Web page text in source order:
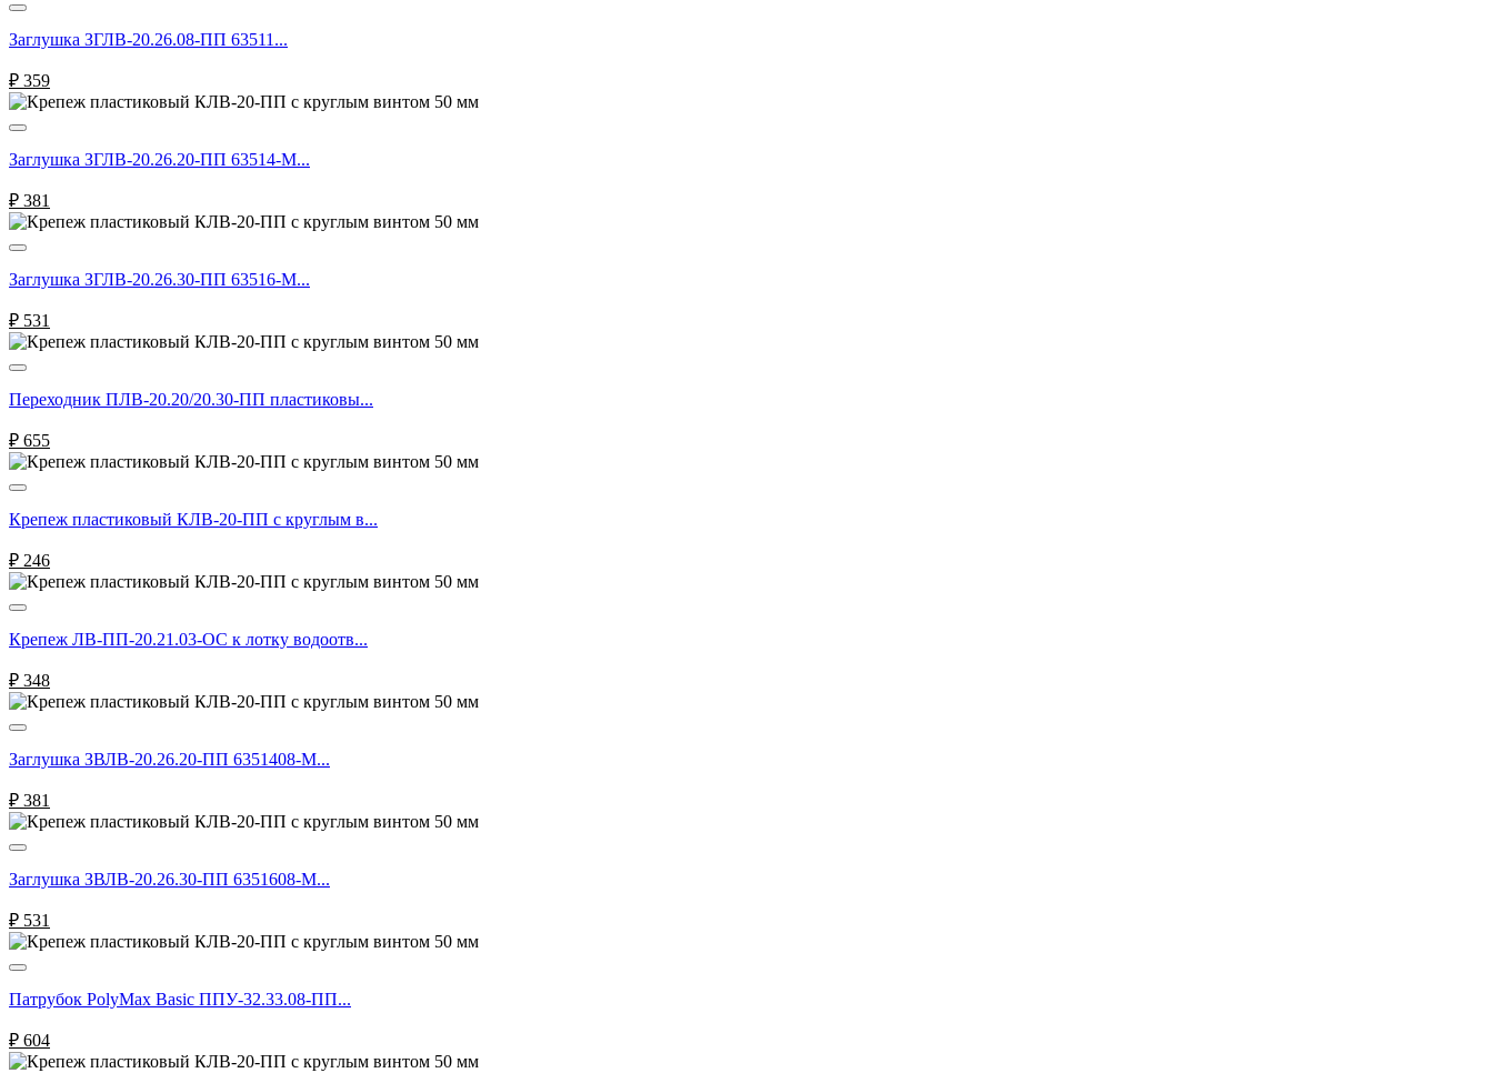
Заглушка ЗГЛВ-20.26.08-ПП 63511...
₽ 359
Заглушка ЗГЛВ-20.26.20-ПП 63514-М...
₽ 381
Заглушка ЗГЛВ-20.26.30-ПП 63516-М...
₽ 531
Переходник ПЛВ-20.20/20.30-ПП пластиковы...
₽ 655
Крепеж пластиковый КЛВ-20-ПП с круглым в...
₽ 246
Крепеж ЛВ-ПП-20.21.03-ОС к лотку водоотв...
₽ 348
Заглушка ЗВЛВ-20.26.20-ПП 6351408-М...
₽ 381
Заглушка ЗВЛВ-20.26.30-ПП 6351608-М...
₽ 531
Патрубок PolyMax Basic ППУ-32.33.08-ПП...
₽ 604